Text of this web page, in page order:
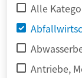
Alle
Antriebe,